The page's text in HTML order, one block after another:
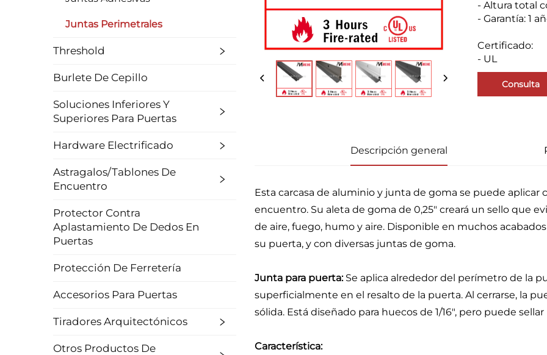
Juntas Perimetrales
Threshold
Burlete De Cepillo
Soluciones Inferiores Y
Superiores Para Puertas
Hardware Electrificado
Astragalos/Tablones De
Encuentro
Protector Contra
Aplastamiento De Dedos En
Puertas
Protección De Ferretería
Accesorios Para Puertas
Tiradores Arquitectónicos
Otros Productos De
- Altura total
- Garantía: 1
Certificado:
- UL
Consulta
Descripción general
Esta carcasa de aluminio y junta de goma se puede
encuentro. Su aleta de goma de 0,25" creará un sello que
de aire, fuego, humo y aire. Disponible en muchos
su puerta, y con diversas juntas de goma.
Junta para puerta: Se aplica alrededor del perímetro de la
superficialmente en el resalto de la puerta. Al cerrarse, la
sólida. Está diseñado para huecos de 1/16", pero puede sellar
Característica: